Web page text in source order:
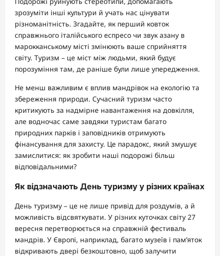
зрозуміти інші культури й учать нас цінувати
різноманітність. Згадайте, як перший ковток
справжнього італійського еспресо чи звук азану в
марокканському місті змінюють ваше сприйняття
світу. Туризм – це міст між людьми, який будує
порозуміння там, де раніше були лише упередження.
Не менш важливим є вплив мандрівок на екологію та
збереження природи. Сучасний туризм часто
критикують за надмірне навантаження на довкілля,
але водночас саме завдяки туристам багато
природних парків і заповідників отримують
фінансування для захисту. Це парадокс, який змушує
замислитися: як зробити наші подорожі більш
відповідальними?
Як відзначають День туризму у різних країнах
День туризму – це не лише привід для роздумів, а й
можливість відсвяткувати. У різних куточках світу 27
вересня перетворюється на справжній фестиваль
мандрів. У Європі, наприклад, багато музеїв і пам’яток
відкривають двері безкоштовно, щоб залучити